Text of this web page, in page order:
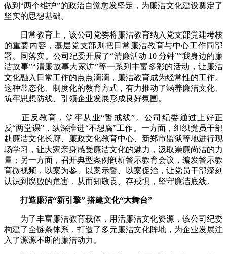
做到“两个维护”的政治自觉愈发坚定，为廉洁文化建设奠定了
坚实的思想基础。
日常教育上，该公司党委将廉洁教育纳入党支部党建考核
的重要内容，基层党支部则把日常廉洁教育与中心工作同部
署、同落实。公司纪委开展了“清廉活动 10 分钟”“我身边的廉
洁故事”“清廉故事大家讲”等一系列丰富多彩的活动，让廉洁
文化融入日常工作的点点滴滴，廉洁教育成为经常性的工作。
这种常态化、制度化的教育方式，有力推动了涵养廉洁文化、
筑牢思想防线、引领企业发展形成良好氛围。
正反教育，筑牢从业“警戒线”。公司纪委通过上好正
反“两堂课”，纵深推进“不想腐”工作。一方面，组织党员干部
赴廉洁文化长廊、廉政文化教育中心、新郑市监狱等地进行现
场学习，让大家亲身感受廉洁文化的魅力，汲取崇廉尚洁的力
量；另一方面，召开典型案例剖析警示教育会议，编发警示教
育微视频，以案为鉴、以案示警、以案促治，让党员干部深刻
认识到腐败的危害，从而知敬畏、存戒惧，坚守廉洁底线。
打造廉洁“新引擎” 搭建文化“大舞台”
为了丰富廉洁教育载体，用活廉洁文化资源，该公司纪委
构建了全链条体系，打造了多元廉洁文化阵地，为企业发展注
入了源源不断的廉洁动力。